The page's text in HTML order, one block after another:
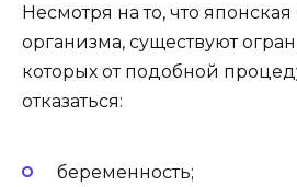
Несмотря на то, что
организма, существуют
которых от подобной
отказаться:
беременность;